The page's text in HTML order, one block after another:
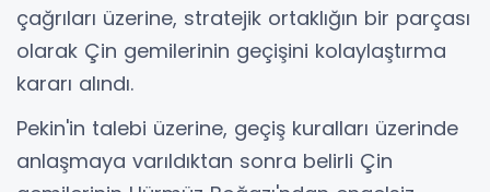
çağrıları üzerine, stratejik ortaklığın bir parçası
olarak Çin gemilerinin geçişini kolaylaştırma
kararı alındı.
Pekin'in talebi üzerine, geçiş kuralları üzerinde
anlaşmaya varıldıktan sonra belirli Çin